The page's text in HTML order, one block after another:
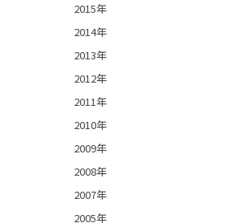
2015年
2014年
2013年
2012年
2011年
2010年
2009年
2008年
2007年
2005年